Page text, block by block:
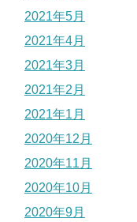
2021年5月
2021年4月
2021年3月
2021年2月
2021年1月
2020年12月
2020年11月
2020年10月
2020年9月